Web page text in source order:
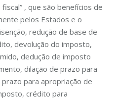
, que são benefícios de
pelos Estados e o
redução de base de
devolução do imposto,
dedução de imposto
dilação de prazo para
para apropriação de
crédito para